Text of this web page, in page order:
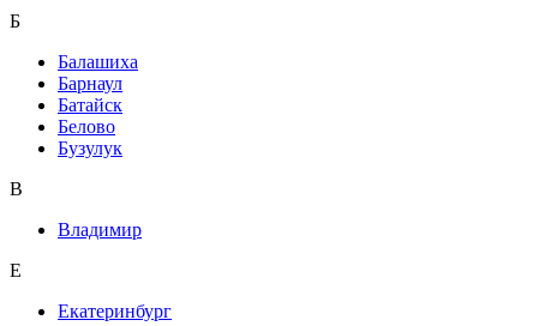
Б
Балашиха
Барнаул
Батайск
Белово
Бузулук
В
Владимир
Е
Екатеринбург